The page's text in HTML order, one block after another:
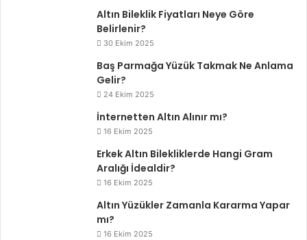
Altın Bileklik Fiyatları Neye Göre
Belirlenir?
30 Ekim 2025
Baş Parmağa Yüzük Takmak Ne Anlama
Gelir?
24 Ekim 2025
İnternetten Altın Alınır mı?
16 Ekim 2025
Erkek Altın Bilekliklerde Hangi Gram
Aralığı İdealdir?
16 Ekim 2025
Altın Yüzükler Zamanla Kararma Yapar
mı?
16 Ekim 2025